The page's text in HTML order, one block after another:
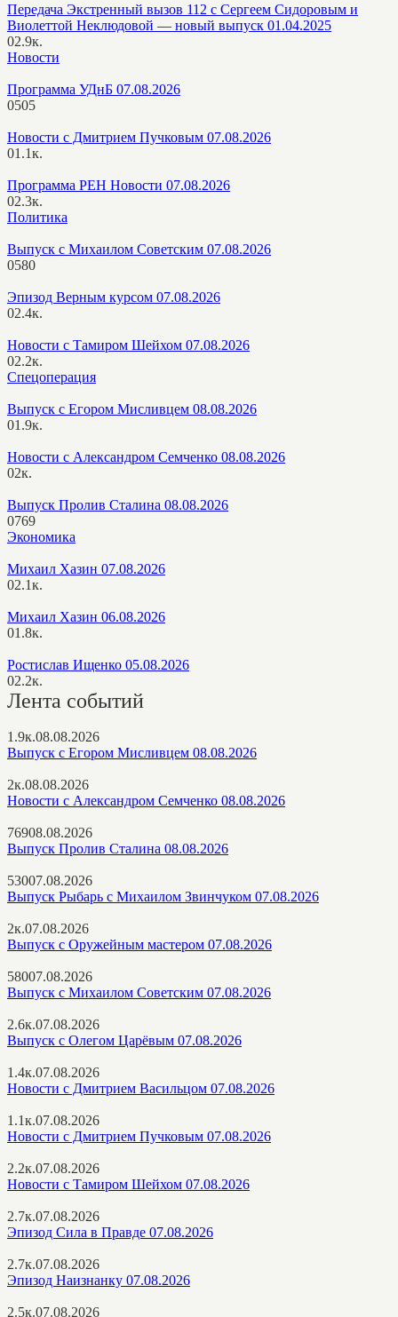
Передача Экстренный вызов 112 с Сергеем Сидоровым и
Виолеттой Неклюдовой — новый выпуск 01.04.2025
02.9к.
Новости
Программа УДнБ 07.08.2026
0505
Новости с Дмитрием Пучковым 07.08.2026
01.1к.
Программа РЕН Новости 07.08.2026
02.3к.
Политика
Выпуск с Михаилом Советским 07.08.2026
0580
Эпизод Верным курсом 07.08.2026
02.4к.
Новости с Тамиром Шейхом 07.08.2026
02.2к.
Спецоперация
Выпуск с Егором Мисливцем 08.08.2026
01.9к.
Новости с Александром Семченко 08.08.2026
02к.
Выпуск Пролив Сталина 08.08.2026
0769
Экономика
Михаил Хазин 07.08.2026
02.1к.
Михаил Хазин 06.08.2026
01.8к.
Ростислав Ищенко 05.08.2026
02.2к.
Лента событий
1.9к.08.08.2026
Выпуск с Егором Мисливцем 08.08.2026
2к.08.08.2026
Новости с Александром Семченко 08.08.2026
76908.08.2026
Выпуск Пролив Сталина 08.08.2026
53007.08.2026
Выпуск Рыбарь с Михаилом Звинчуком 07.08.2026
2к.07.08.2026
Выпуск с Оружейным мастером 07.08.2026
58007.08.2026
Выпуск с Михаилом Советским 07.08.2026
2.6к.07.08.2026
Выпуск с Олегом Царёвым 07.08.2026
1.4к.07.08.2026
Новости с Дмитрием Васильцом 07.08.2026
1.1к.07.08.2026
Новости с Дмитрием Пучковым 07.08.2026
2.2к.07.08.2026
Новости с Тамиром Шейхом 07.08.2026
2.7к.07.08.2026
Эпизод Сила в Правде 07.08.2026
2.7к.07.08.2026
Эпизод Наизнанку 07.08.2026
2.5к.07.08.2026